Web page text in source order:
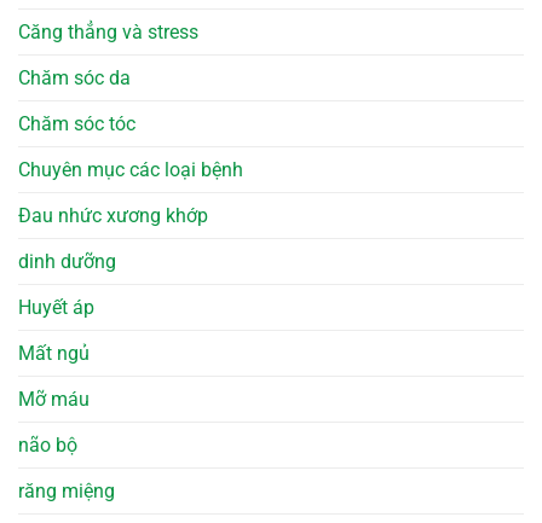
Căng thẳng và stress
Chăm sóc da
Chăm sóc tóc
Chuyên mục các loại bệnh
Đau nhức xương khớp
dinh dưỡng
Huyết áp
Mất ngủ
Mỡ máu
não bộ
răng miệng